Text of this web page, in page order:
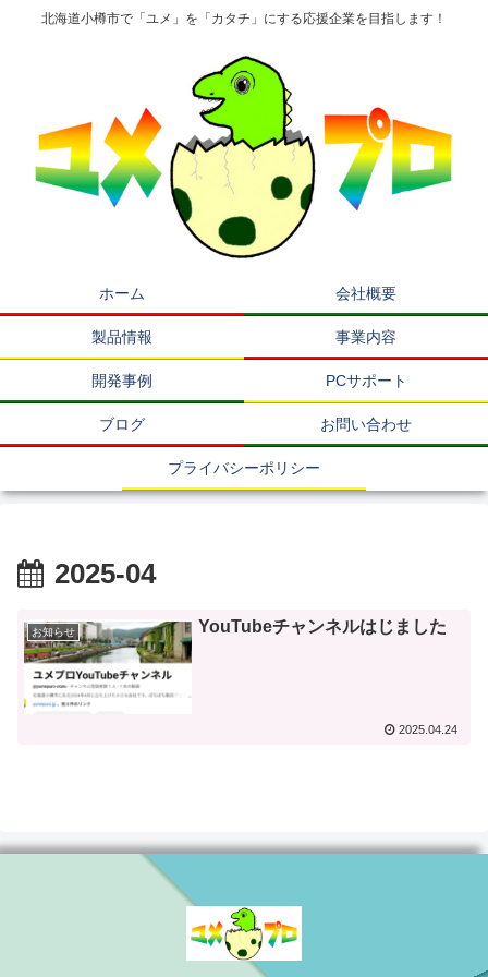
北海道小樽市で「ユメ」を「カタチ」にする応援企業を目指します！
ホーム 会社概要
製品情報 事業内容
開発事例 PCサポート
ブログ お問い合わせ
プライバシーポリシー
2025-04
お知らせ YouTubeチャンネルはじました
2025.04.24